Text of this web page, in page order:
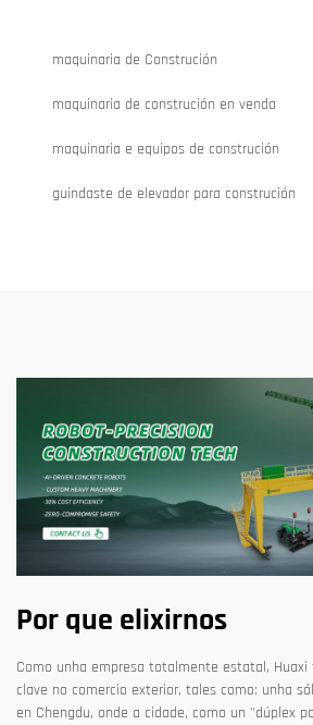
maquinaria de Construción
maquinaria de construción en venda
maquinaria e equipos de construción
guindaste de elevador para construción
Por que elixirnos
Como unha empresa totalmente estatal,
clave no comercio exterior, tales como: unha
en Chengdu, onde a cidade, como un "dúplex